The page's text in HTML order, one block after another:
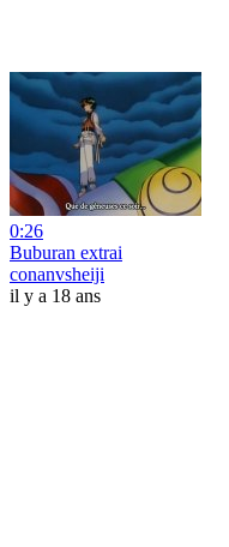
0:26
Buburan extrai
conanvsheiji
il y a 18 ans